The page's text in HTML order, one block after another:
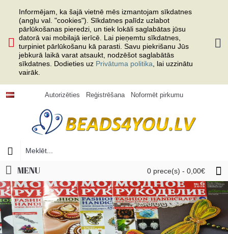
Informējam, ka šajā vietnē mēs izmantojam sīkdatnes
(angļu val. "cookies"). Sīkdatnes palīdz uzlabot
pārlūkošanas pieredzi, un tiek lokāli saglabātas jūsu
datorā vai mobilajā ierīcē. Lai pieņemtu sīkdatnes,
turpiniet pārlūkošanu kā parasti. Savu piekrišanu Jūs
jebkurā laikā varat atsaukt, nodzēšot saglabātās
sīkdatnes. Dodieties uz Privātuma politika , lai uzzinātu
vairāk.
Autorizēties Reģistrēšana Noformēt pirkumu
0 prece(s) - 0,00€
MENU